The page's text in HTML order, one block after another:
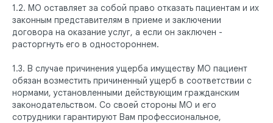
1.2. МО оставляет за собой право отказать пациентам и их
законным представителям в приеме и заключении
договора на оказание услуг, а если он заключен -
расторгнуть его в одностороннем.
1.3. В случае причинения ущерба имуществу МО пациент
обязан возместить причиненный ущерб в соответствии с
нормами, установленными действующим гражданским
законодательством. Со своей стороны МО и его
сотрудники гарантируют Вам профессиональное,